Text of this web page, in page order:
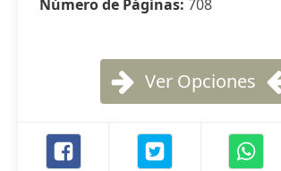
Número de Páginas: 708
Ver Opciones